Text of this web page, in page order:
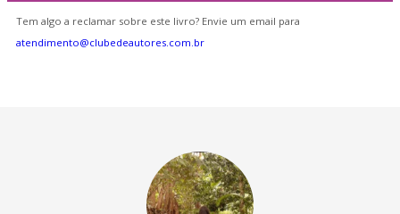
Tem algo a reclamar sobre este livro? Envie um email para
atendimento@clubedeautores.com.br